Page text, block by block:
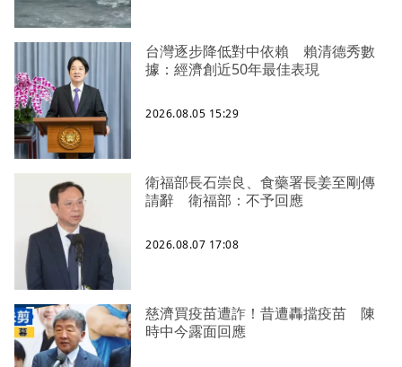
台灣逐步降低對中依賴 賴清德秀數
據：經濟創近50年最佳表現
2026.08.05 15:29
衛福部長石崇良、食藥署長姜至剛傳
請辭 衛福部：不予回應
2026.08.07 17:08
慈濟買疫苗遭詐！昔遭轟擋疫苗 陳
時中今露面回應